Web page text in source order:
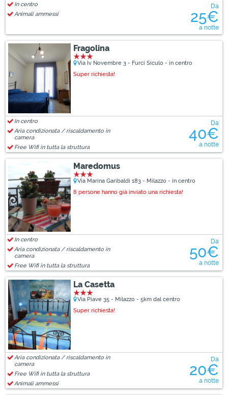
Da
25€
a notte
In centro
Animali ammessi
Fragolina
Via Iv Novembre 3 - Furci Siculo - in centro
Super richiesta!
Da
40€
a notte
In centro
Aria condizionata / riscaldamento in
camera
Free Wifi in tutta la struttura
Maredomus
Via Marina Garibaldi 183 - Milazzo - in centro
8 persone hanno già inviato una richiesta!
Da
50€
a notte
In centro
Aria condizionata / riscaldamento in
camera
Free Wifi in tutta la struttura
La Casetta
Via Piave 35 - Milazzo - 5km dal centro
Super richiesta!
Da
20€
a notte
Aria condizionata / riscaldamento in
camera
Free Wifi in tutta la struttura
Animali ammessi